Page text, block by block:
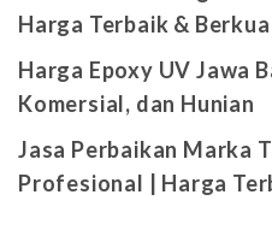
Harga Terbaik &
Harga Epoxy UV Jawa
Komersial, dan Hunian
Jasa Perbaikan Marka
Profesional | Harga